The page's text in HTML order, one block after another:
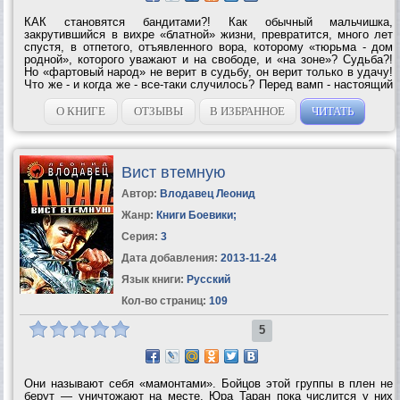
КАК становятся бандитами?! Как обычный мальчишка,
закрутившийся в вихре «блатной» жизни, превратится, много лет
спустя, в отпетого, отъявленного вора, которому «тюрьма - дом
родной», которого уважают и на сво­боде, и «на зоне»? Судьба?!
Но «фартовый народ» не верит в судьбу, он верит только в удачу!
Что же - и когда же - все-таки случилось? Перед вамп - настоящий
«путь вора». Путь человека, однажды изверившегося в законе
обычном - и...
О КНИГЕ ОТЗЫВЫ В ИЗБРАННОЕ ЧИТАТЬ
Вист втемную
Автор: Влодавец Леонид
Жанр: Книги Боевики;
Серия: 3
Дата добавления: 2013-11-24
Язык книги: Русский
Кол-во страниц: 109
5
Они называют себя «мамонтами». Бойцов этой группы в плен не
берут — уничтожают на месте. Юра Таран пока числится у них